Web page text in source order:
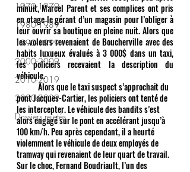
1970-1979
1980-1989
1990-1999
2000-2009
2010-2019
2020-2029
Dossiers rejetés
minuit, Marcel Parent et ses complices ont pris
en otage le gérant d’un magasin pour l’obliger à
leur ouvrir sa boutique en pleine nuit. Alors que
les voleurs revenaient de Boucherville avec des
habits luxueux évalués à 3 000$ dans un taxi,
les policiers recevaient la description du
véhicule.
Alors que le taxi suspect s’approchait du
pont Jacques-Cartier, les policiers ont tenté de
les intercepter. Le véhicule des bandits s’est
alors engagé sur le pont en accélérant jusqu’à
100 km/h. Peu après cependant, il a heurté
violemment le véhicule de deux employés de
tramway qui revenaient de leur quart de travail.
Sur le choc, Fernand Boudriault, l’un des